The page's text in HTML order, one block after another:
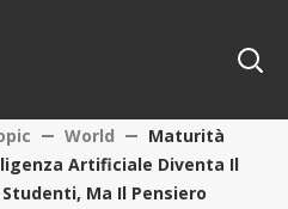
World
Maturità
Artificiale Diventa Il
Ma Il Pensiero